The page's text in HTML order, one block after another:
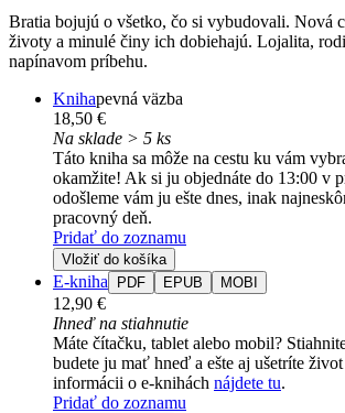
Bratia bojujú o všetko, čo si vybudovali. Nová
životy a minulé činy ich dobiehajú. Lojalita,
napínavom príbehu.
Knihapevná väzba
18,50 €
Na sklade > 5 ks
Táto kniha sa môže na cestu ku vám
okamžite! Ak si ju objednáte do 13:00 v
odošleme vám ju ešte dnes, inak
pracovný deň.
Pridať do zoznamu
Vložiť do košíka
E-kniha PDF EPUB MOBI
12,90 €
Ihneď na stiahnutie
Máte čítačku, tablet alebo mobil?
budete ju mať hneď a ešte aj ušetríte
informácii o e-knihách nájdete tu.
Pridať do zoznamu